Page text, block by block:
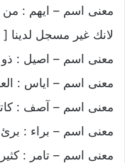
معنى اسم – ايهم : من
لانك غير مسجل لدينا
معنى اسم – اصيل : ذو
معنى اسم – اياس :
معنى اسم – آصف :
معنى اسم – براء : برئ
معنى اسم – تامر :